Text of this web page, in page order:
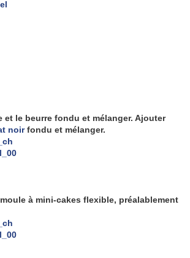
et le beurre fondu et mélanger. Ajouter
noirfondu et mélanger.
à mini-cakes flexible, préalablement